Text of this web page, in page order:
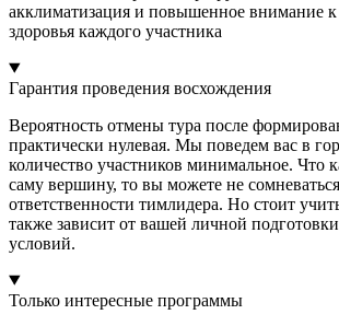
акклиматизация и повышенное внимание
здоровья каждого участника
Гарантия проведения восхождения
Вероятность отмены тура после
практически нулевая. Мы поведем вас в
количество участников минимальное. Что
саму вершину, то вы можете не
ответственности тимлидера. Но стоит
также зависит от вашей личной
условий.
Только интересные программы